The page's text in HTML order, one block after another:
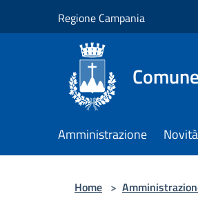
Regione Campania
Amministrazione Novità
Home >